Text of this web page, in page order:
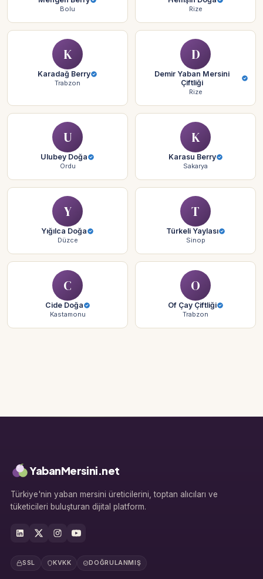
Bolu Rize
K
Karadağ Berry
Trabzon
D
Demir Yaban Mersini
Çiftliği
Rize
U
Ulubey Doğa
Ordu
K
Karasu Berry
Sakarya
Y
Yığılca Doğa
Düzce
T
Türkeli Yaylası
Sinop
C
Cide Doğa
Kastamonu
O
Of Çay Çiftliği
Trabzon
YabanMersini.net
Türkiye'nin yaban mersini üreticilerini, toptan alıcıları ve
tüketicileri buluşturan dijital platform.
SSL KVKK DOĞRULANMIŞ